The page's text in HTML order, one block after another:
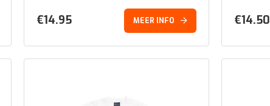
€14.95 MEER INFO €14.50